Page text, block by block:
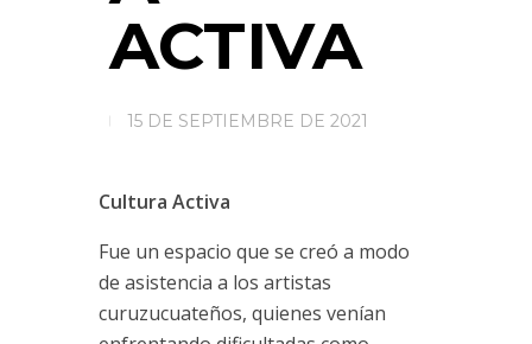
ACTIVA
15 DE SEPTIEMBRE DE 2021
Cultura Activa
Fue un espacio que se creó a modo
de asistencia a los artistas
curuzucuateños, quienes venían